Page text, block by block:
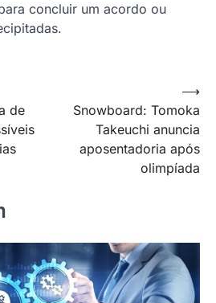
concluir um acordo ou
de
Snowboard: Tomoka
Takeuchi anuncia
aposentadoria após
olimpíada
⟶